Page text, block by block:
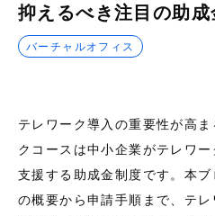
抑えるべき注目の助成
バーチャルオフィス
テレワーク導入の重要性が高
クコースは中小企業がテレワ
支援する助成金制度です。本
の概要から申請手順まで、テ